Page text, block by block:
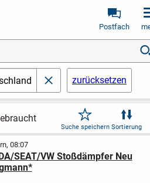
Postfach
schließenzurücksetzen
Suche speichern Sortierung
08:07
SEAT/VW Stoßdämpfer Neu